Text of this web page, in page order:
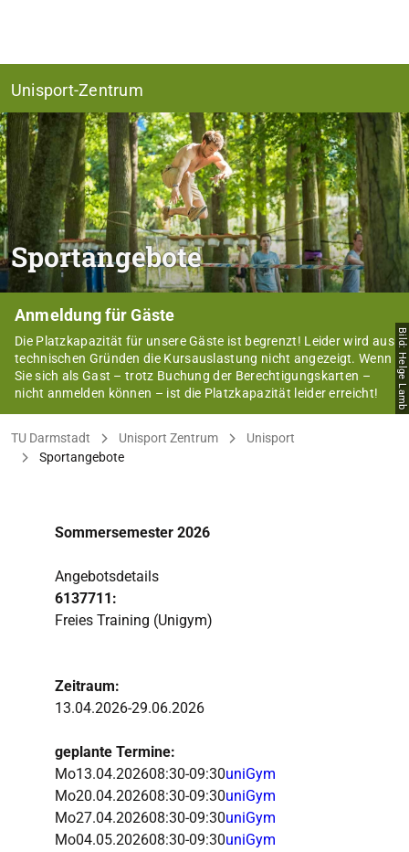
Unisport-Zentrum
Sportangebote
Anmeldung für Gäste
Die Platzkapazität für unsere Gäste ist begrenzt! Leider wird aus
technischen Gründen die Kursauslastung nicht angezeigt. Wenn
Sie sich als Gast – trotz Buchung der Berechtigungskarten –
nicht anmelden können – ist die Platzkapazität leider erreicht!
Bild: Helge Lamb
Sie befinden sich hier:
TU Darmstadt Unisport Zentrum
Unisport
Sportangebote
Sommersemester 2026
Angebotsdetails
6137711:
Freies Training (Unigym)
Zeitraum:
13.04.2026-29.06.2026
geplante Termine:
Mo13.04.202608:30-09:30uniGym
Mo20.04.202608:30-09:30uniGym
Mo27.04.202608:30-09:30uniGym
Mo04.05.202608:30-09:30uniGym